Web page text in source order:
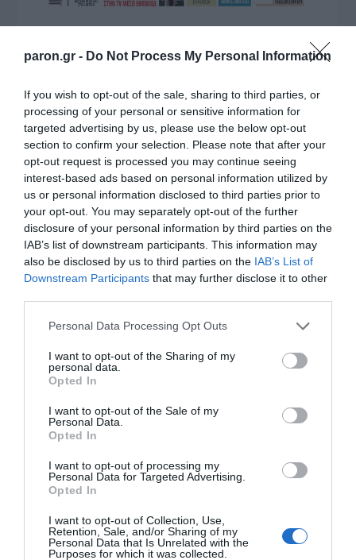
paron.gr - Do Not Process My Personal Information
If you wish to opt-out of the sale, sharing to third parties, or
processing of your personal or sensitive information for
targeted advertising by us, please use the below opt-out
section to confirm your selection. Please note that after your
opt-out request is processed you may continue seeing
interest-based ads based on personal information utilized by
us or personal information disclosed to third parties prior to
your opt-out. You may separately opt-out of the further
disclosure of your personal information by third parties on the
IAB’s list of downstream participants. This information may
also be disclosed by us to third parties on the IAB’s List of
Downstream Participants that may further disclose it to other
Please note that this website/app uses one or more Google
not limited to your visit or usage behaviour. You may click to
grant or deny consent to Google and its third-party tags to
use your data for below specified purposes in below Google
consent section.
Personal Data Processing Opt Outs
I want to opt-out of the Sharing of my
personal data.
Opted In
I want to opt-out of the Sale of my
Personal Data.
Opted In
I want to opt-out of processing my
Personal Data for Targeted Advertising.
Opted In
I want to opt-out of Collection, Use,
Retention, Sale, and/or Sharing of my
Personal Data that Is Unrelated with the
Purposes for which it was collected.
ΔΙΑΒΑΣΤΕ ΚΑΙ ΤΑ ΠΑΡΑΚΑΤΩ
Τίτλοι τέλους
Μεταμόρφωση του Σωτήρος: Τα έθιμα, ο
συμβολισμός και η αλλαγή του καιρού
Κάποιοι εντός ΕΛΑΣ εκθέτουν τον Τσίπρα
Ουδεμία ενημέρωση για τις συνομιλίες με τη Λιβύη
Ο καιρός των επομένων ημερών: Κανονικός
Αύγουστος με δυνατούς βοριάδες και σταδιακή
Coolcation: Τι είναι η νέα τάση και πώς θα βρείτε
προορισμούς δροσιάς στην Ελλάδα
ΤΟ ΒΙΒΛΙΟ ΣΤΟ “Π”